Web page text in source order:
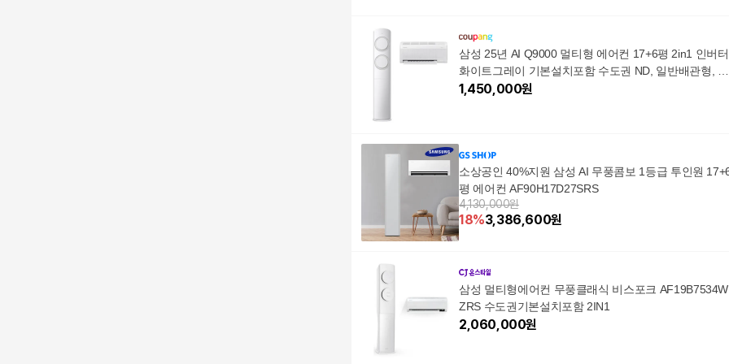
삼성 25년 AI Q9000 멀티형 에어컨 17+6평 2in1 인버터
화이트그레이 기본설치포함 수도권 ND, 일반배관형, 화
이트그레이(블레이드그레이)
1,450,000원
소상공인 40%지원 삼성 AI 무풍콤보 1등급 투인원
평 에어컨 AF90H17D27SRS
4,130,000원
18%3,386,600원
삼성 멀티형에어컨 무풍클래식 비스포크 AF19B7534W
ZRS 수도권기본설치포함 2IN1
2,060,000원